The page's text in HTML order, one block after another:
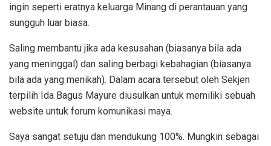
ingin seperti eratnya keluarga Minang di perantauan yang
sungguh luar biasa.
Saling membantu jika ada kesusahan (biasanya bila ada
yang meninggal) dan saling berbagi kebahagian (biasanya
bila ada yang menikah). Dalam acara tersebut oleh Sekjen
terpilih Ida Bagus Mayure diusulkan untuk memiliki sebuah
website untuk forum komunikasi maya.
Saya sangat setuju dan mendukung 100%. Mungkin sebagai